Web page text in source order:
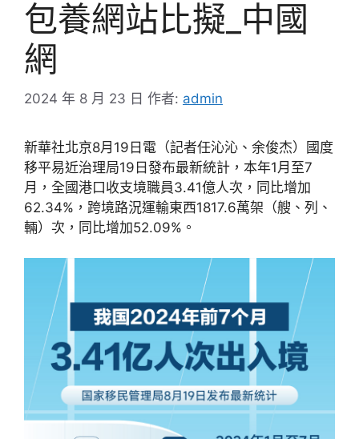
包養網站比擬_中國
網
2024 年 8 月 23 日 作者: admin
新華社北京8月19日電（記者任沁沁、余俊杰）國度
移平易近治理局19日發布最新統計，本年1月至7
月，全國港口收支境職員3.41億人次，同比增加
62.34%，跨境路況運輸東西1817.6萬架（艘、列、
輛）次，同比增加52.09%。